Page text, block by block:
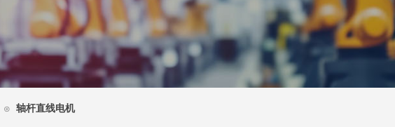
⊙ 轴杆直线电机